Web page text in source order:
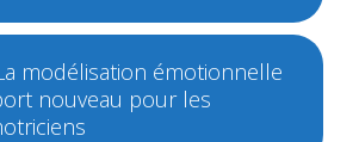
modélisation émotionnelle
nouveau pour les